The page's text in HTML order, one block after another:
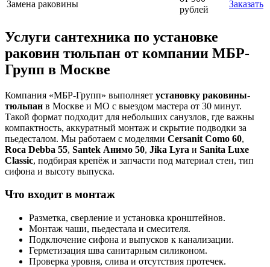
Замена раковины
рублей
Заказать
Услуги сантехника по установке
раковин тюльпан от компании МБР-
Групп в Москве
Компания «МБР-Групп» выполняет установку раковины-
тюльпан в Москве и МО с выездом мастера от 30 минут.
Такой формат подходит для небольших санузлов, где важны
компактность, аккуратный монтаж и скрытие подводки за
пьедесталом. Мы работаем с моделями Cersanit Como 60,
Roca Debba 55, Santek Анимо 50, Jika Lyra и Sanita Luxe
Classic, подбирая крепёж и запчасти под материал стен, тип
сифона и высоту выпуска.
Что входит в монтаж
Разметка, сверление и установка кронштейнов.
Монтаж чаши, пьедестала и смесителя.
Подключение сифона и выпусков к канализации.
Герметизация шва санитарным силиконом.
Проверка уровня, слива и отсутствия протечек.